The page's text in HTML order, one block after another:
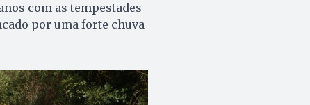
com as tempestades
por uma forte chuva